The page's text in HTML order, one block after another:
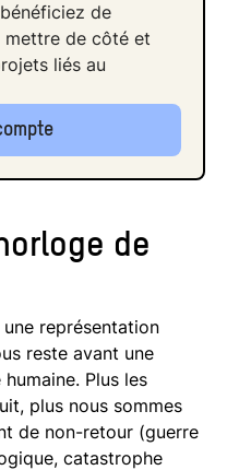
de
mettre de côté et
liés au
de
une représentation
reste avant une
Plus les
plus nous sommes
de non-retour (guerre
catastrophe